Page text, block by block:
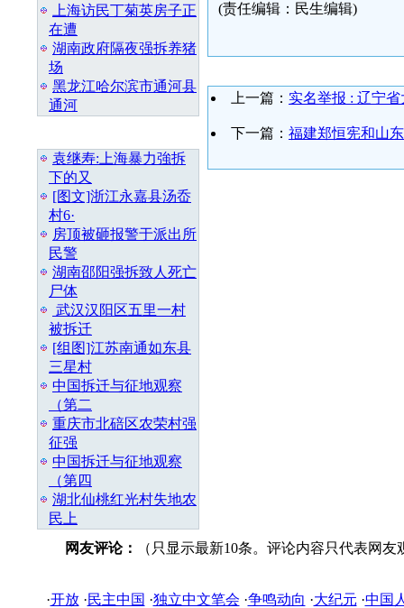
上海访民丁菊英房子正
在遭
湖南政府隔夜强拆养猪
场
黑龙江哈尔滨市通河县
通河
袁继寿:上海暴力強拆
下的又
[图文]浙江永嘉县汤岙
村6·
房顶被砸报警于派出所
民警
湖南邵阳强拆致人死亡
尸体
武汉汉阳区五里一村
被拆迁
[组图]江苏南通如东县
三星村
中国拆迁与征地观察
（第二
重庆市北碚区农荣村强
征强
中国拆迁与征地观察
（第四
湖北仙桃红光村失地农
民上
(责任编辑：民生编辑)
上一篇： 实名举报 : 辽宁
下一篇： 福建郑恒宪和山
网友评论： （只显示最新10条。评论内容只代表网
·开放·民主中国 ·独立中文笔会 ·争鸣动向 ·大纪元 ·中国